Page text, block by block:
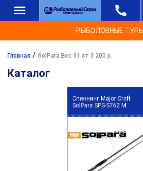
РЫБОЛОВНЫЕ ТУРЫ
Главная / SolPara Вес 91 от 5 200 р.
Каталог
Спиннинг Major Craft
SolPara SPS-S762 M